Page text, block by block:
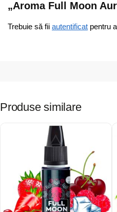
„Aroma Full Moon
Trebuie să fii autentificat pentru
Produse similare